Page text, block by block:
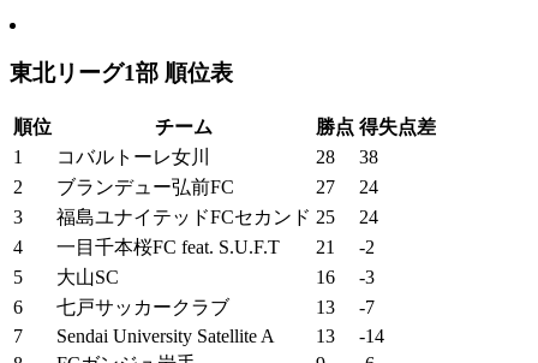
東北リーグ1部 順位表
順位 チーム 勝点 得失点差
1
コバルトーレ女川 28
38
2
ブランデュー弘前FC 27
24
3
福島ユナイテッドFCセカンド 25
24
4
一目千本桜FC feat. S.U.F.T 21
-2
5
大山SC 16
-3
6
七戸サッカークラブ 13
-7
7
Sendai University Satellite A 13
-14